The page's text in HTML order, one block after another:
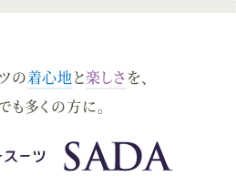
ー
ス
ー
ス
ー
ス
ス
の着心地と楽しさ を、
も多くの方に。